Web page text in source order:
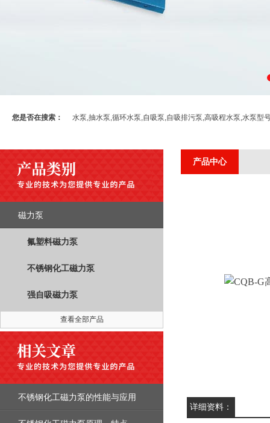
您是否在搜索： 水泵,抽水泵,循环水泵,自吸泵,自吸排污泵,高吸程水泵,水泵型
磁力泵
氟塑料磁力泵
不锈钢化工磁力泵
强自吸磁力泵
查看全部产品
不锈钢化工磁力泵的性能与应用
产品中心
详细资料：